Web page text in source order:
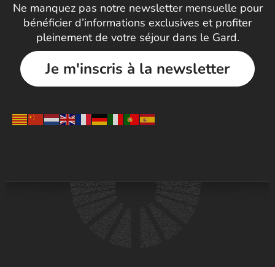
Ne manquez pas notre newsletter mensuelle pour
bénéficier d’informations exclusives et profiter
pleinement de votre séjour dans le Gard.
Je m'inscris à la newsletter